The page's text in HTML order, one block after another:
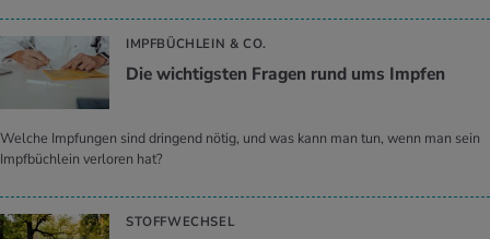
IMPFBÜCHLEIN & CO.
Die wich­tigs­ten Fra­gen rund ums Imp­fen
Welche Impfungen sind dringend nötig, und was kann man tun, wenn man sein
Impfbüchlein verloren hat?
STOFFWECHSEL